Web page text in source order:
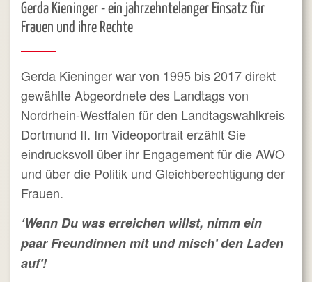
Gerda Kieninger - ein jahrzehntelanger Einsatz für
Frauen und ihre Rechte
Gerda Kieninger war von 1995 bis 2017 direkt
gewählte Abgeordnete des Landtags von
Nordrhein-Westfalen für den Landtagswahlkreis
Dortmund II. Im Videoportrait erzählt Sie
eindrucksvoll über ihr Engagement für die AWO
und über die Politik und Gleichberechtigung der
Frauen.
‘Wenn Du was erreichen willst, nimm ein
paar Freundinnen mit und misch' den Laden
auf'!